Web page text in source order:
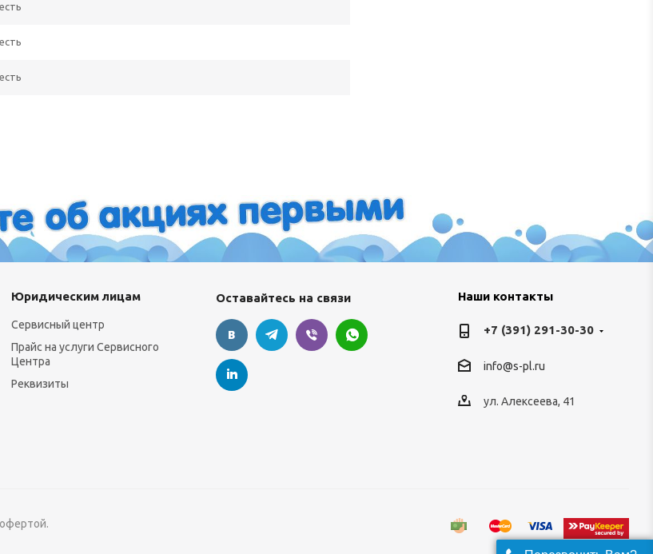
есть
есть
есть
Юридическим лицам
Сервисный центр
Прайс на услуги Сервисного
Центра
Реквизиты
Оставайтесь на связи Наши контакты
+7 (391) 291-30-30
info@s-pl.ru
ул. Алексеева, 41